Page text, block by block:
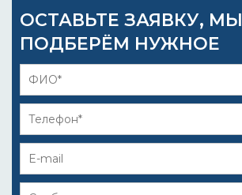
ОСТАВЬТЕ ЗАЯВКУ, МЫ
ПОДБЕРЁМ НУЖНОЕ